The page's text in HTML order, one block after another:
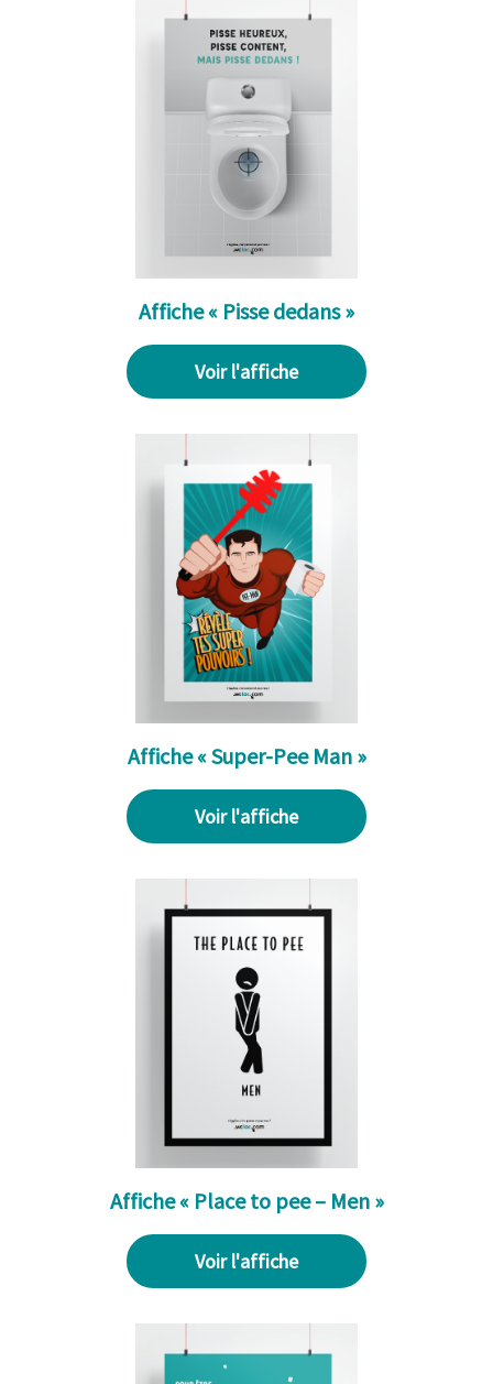
Affiche « Pisse dedans »
Voir l'affiche
Affiche « Super-Pee Man »
Voir l'affiche
Affiche « Place to pee – Men »
Voir l'affiche